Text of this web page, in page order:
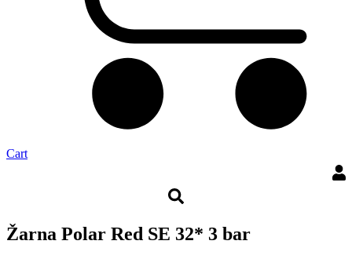
Cart
Žarna Polar Red SE 32* 3 bar